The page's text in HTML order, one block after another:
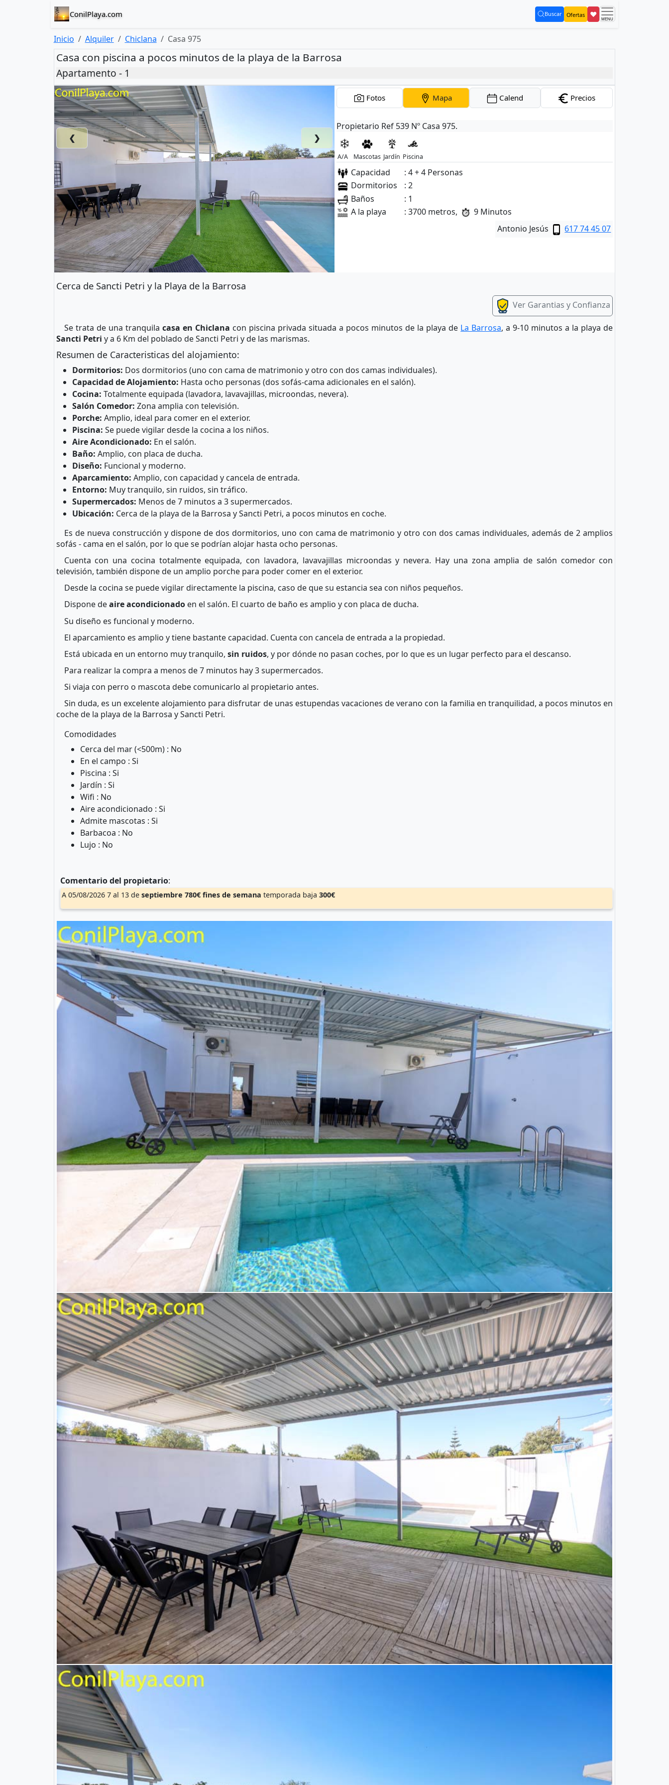
ConilPlaya.com Buscar
(current) Ofertas ❤
Inicio Alquiler Chiclana Casa 975
Casa con piscina a pocos minutos de la playa de la Barrosa
Apartamento - 1
❮ ❯
Fotos Mapa Calend Precios
Propietario Ref 539 Nº Casa 975.
A/A Mascotas Jardín Piscina
Capacidad
: 4 + 4 Personas
Dormitorios
: 2
Baños
: 1
A la playa
: 3700 metros,
9 Minutos
Antonio Jesús
617 74 45 07
Cerca de Sancti Petri y la Playa de la Barrosa
Ver Garantias y Confianza
Se trata de una tranquila casa en Chiclana con piscina privada situada a pocos minutos de la playa de La Barrosa, a 9-10 minutos a la playa de
Sancti Petri y a 6 Km del poblado de Sancti Petri y de las marismas.
Resumen de Caracteristicas del alojamiento:
Dormitorios: Dos dormitorios (uno con cama de matrimonio y otro con dos camas individuales).
Capacidad de Alojamiento: Hasta ocho personas (dos sofás-cama adicionales en el salón).
Cocina: Totalmente equipada (lavadora, lavavajillas, microondas, nevera).
Salón Comedor: Zona amplia con televisión.
Porche: Amplio, ideal para comer en el exterior.
Piscina: Se puede vigilar desde la cocina a los niños.
Aire Acondicionado: En el salón.
Baño: Amplio, con placa de ducha.
Diseño: Funcional y moderno.
Aparcamiento: Amplio, con capacidad y cancela de entrada.
Entorno: Muy tranquilo, sin ruidos, sin tráfico.
Supermercados: Menos de 7 minutos a 3 supermercados.
Ubicación: Cerca de la playa de la Barrosa y Sancti Petri, a pocos minutos en coche.
Es de nueva construcción y dispone de dos dormitorios, uno con cama de matrimonio y otro con dos camas individuales, además de 2 amplios
sofás - cama en el salón, por lo que se podrían alojar hasta ocho personas.
Cuenta con una cocina totalmente equipada, con lavadora, lavavajillas microondas y nevera. Hay una zona amplia de salón comedor con
televisión, también dispone de un amplio porche para poder comer en el exterior.
Desde la cocina se puede vigilar directamente la piscina, caso de que su estancia sea con niños pequeños.
Dispone deaire acondicionadoen el salón. El cuarto de baño es amplio y con placa de ducha.
Su diseño es funcional y moderno.
El aparcamiento es amplio y tiene bastante capacidad. Cuenta con cancela de entrada a la propiedad.
Está ubicada en un entorno muy tranquilo, sin ruidos, y por dónde no pasan coches, por lo que es un lugar perfecto para el descanso.
Para realizar la compra a menos de 7 minutos hay 3 supermercados.
Si viaja con perro o mascota debe comunicarlo al propietario antes.
Sin duda, es un excelente alojamiento para disfrutar de unas estupendas vacaciones de verano con la familia en tranquilidad, a pocos minutos en
coche de la playa de la Barrosa y Sancti Petri.
Comodidades
Cerca del mar (<500m) : No
En el campo : Si
Piscina : Si
Jardín : Si
Wifi : No
Aire acondicionado : Si
Admite mascotas : Si
Barbacoa : No
Lujo : No
Comentario del propietario:
A 05/08/2026 7 al 13 deseptiembre 780€ fines de semana temporada baja300€